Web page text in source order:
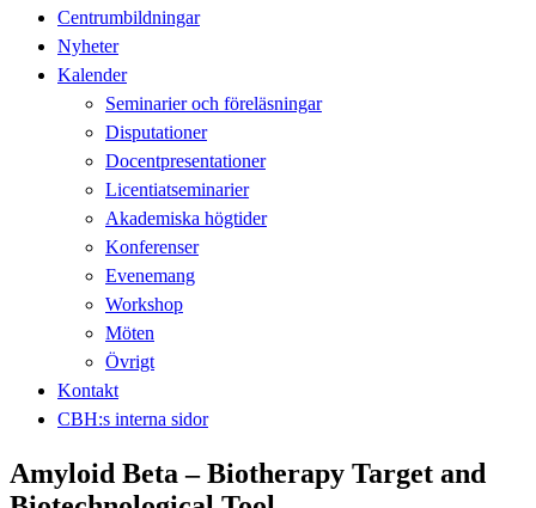
Centrumbildningar
Nyheter
Kalender
Seminarier och föreläsningar
Disputationer
Docentpresentationer
Licentiatseminarier
Akademiska högtider
Konferenser
Evenemang
Workshop
Möten
Övrigt
Kontakt
CBH:s interna sidor
Amyloid Beta – Biotherapy Target and